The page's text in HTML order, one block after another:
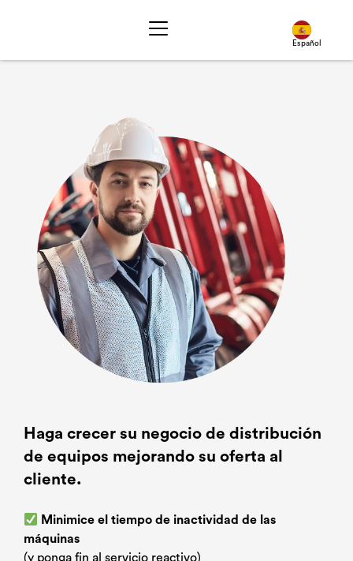
Español
Haga crecer su negocio de distribución
de equipos mejorando su oferta al
cliente.
Minimice el tiempo de inactividad de las
máquinas
(y ponga fin al servicio reactivo)